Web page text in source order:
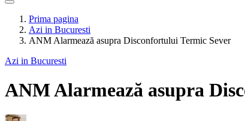
Prima pagina
Azi in Bucuresti
ANM Alarmează asupra Disconfortului Termic Sever
Azi in Bucuresti
ANM Alarmează asupra